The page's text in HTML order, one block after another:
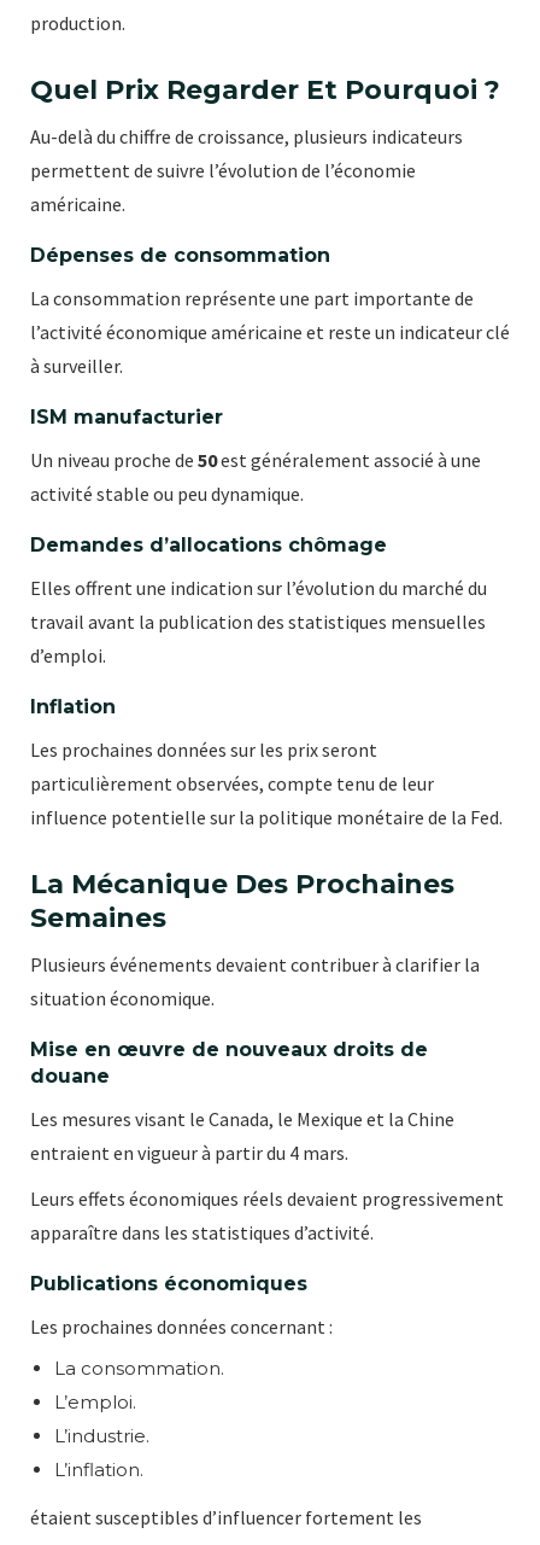
production.
Quel Prix Regarder Et Pourquoi ?
Au-delà du chiffre de croissance, plusieurs indicateurs
permettent de suivre l’évolution de l’économie
américaine.
Dépenses de consommation
La consommation représente une part importante de
l’activité économique américaine et reste un indicateur clé
à surveiller.
ISM manufacturier
Un niveau proche de 50est généralement associé à une
activité stable ou peu dynamique.
Demandes d’allocations chômage
Elles offrent une indication sur l’évolution du marché du
travail avant la publication des statistiques mensuelles
d’emploi.
Inflation
Les prochaines données sur les prix seront
particulièrement observées, compte tenu de leur
influence potentielle sur la politique monétaire de la Fed.
La Mécanique Des Prochaines
Semaines
Plusieurs événements devaient contribuer à clarifier la
situation économique.
Mise en œuvre de nouveaux droits de
douane
Les mesures visant le Canada, le Mexique et la Chine
entraient en vigueur à partir du 4 mars.
Leurs effets économiques réels devaient progressivement
apparaître dans les statistiques d’activité.
Publications économiques
Les prochaines données concernant :
La consommation.
L’emploi.
L’industrie.
L’inflation.
étaient susceptibles d’influencer fortement les